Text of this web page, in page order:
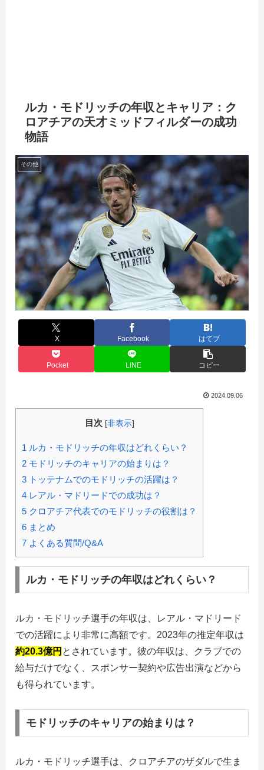
ルカ・モドリッチの年収とキャリア：ク
ロアチアの天才ミッドフィルダーの成功
物語
その他
X Facebook はてブ
Pocket LINE コピー
2024.09.06
目次 [非表示]
1 ルカ・モドリッチの年収はどれくらい？
2 モドリッチのキャリアの始まりは？
3 トッテナムでのモドリッチの活躍は？
4 レアル・マドリードでの成功は？
5 クロアチア代表でのモドリッチの役割は？
6 まとめ
7 よくある質問/Q&A
ルカ・モドリッチの年収はどれくらい？
ルカ・モドリッチ選手の年収は、レアル・マドリード
での活躍により非常に高額です。2023年の推定年収は
約20.3億円 とされています。彼の年収は、クラブでの
給与だけでなく、スポンサー契約や広告出演などから
も得られています。
モドリッチのキャリアの始まりは？
ルカ・モドリッチ選手は、クロアチアのザダルで生ま